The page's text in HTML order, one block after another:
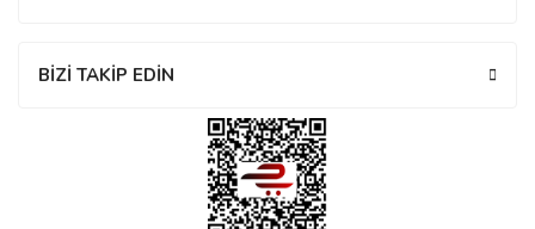
BİZİ TAKİP EDİN